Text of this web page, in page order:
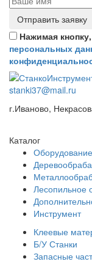
Отправить заявку
Нажимая
персональных
stanki37@mail.ru
г.Иваново,
Каталог
Лесопильное
Инструмент
Клеевые
Б/У Станки
Запасные